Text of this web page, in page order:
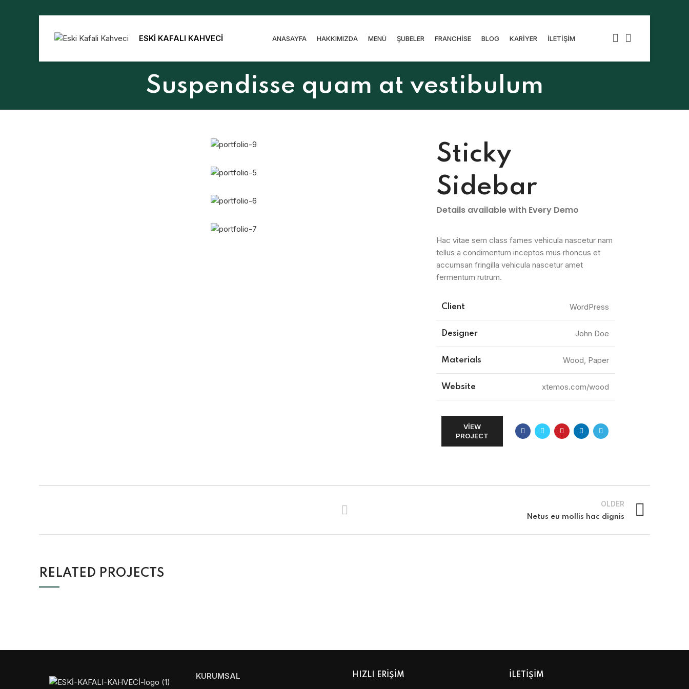
ESKİ KAFALI KAHVECİ ANASAYFA HAKKIMIZDA MENÜ ŞUBELER FRANCHISE BLOG KARIYER İLETIŞIM
Suspendisse quam at vestibulum
Sticky
Sidebar
Details available with Every Demo
Hac vitae sem class fames vehicula nascetur nam
tellus a condimentum inceptos mus rhoncus et
accumsan fringilla vehicula nascetur amet
fermentum rutrum.
Client WordPress
Designer John Doe
Materials Wood, Paper
Website xtemos.com/wood
VIEW
PROJECT
OLDER
Netus eu mollis hac dignis
RELATED PROJECTS
KURUMSAL HIZLI ERİŞİM ILETIŞIM